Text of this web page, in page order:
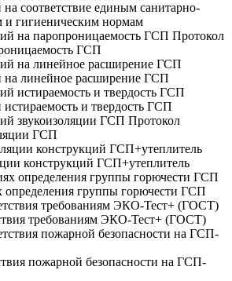
соответствие единым санитарно-
и гигиеническим нормам
Протокол
ГСП
на линейное расширение ГСП
и твердость ГСП
Протокол
ГСП
конструкций ГСП+утеплитель
определения группы горючести ГСП
требованиям ЭКО-Тест+ (ГОСТ)
пожарной безопасности на ГСП-